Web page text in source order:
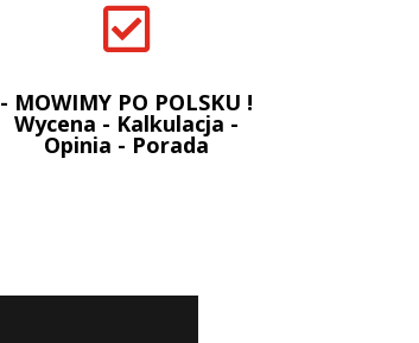

- MOWIMY PO POLSKU !
Wycena - Kalkulacja -
Opinia - Porada